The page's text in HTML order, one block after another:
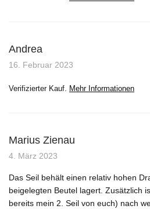
Andrea
16. Februar 2023
Verifizierter Kauf. Mehr Informationen
Marius Zienau
4. März 2023
Das Seil behält einen relativ hohen
beigelegten Beutel lagert. Zusätzlich
bereits mein 2. Seil von euch) nach